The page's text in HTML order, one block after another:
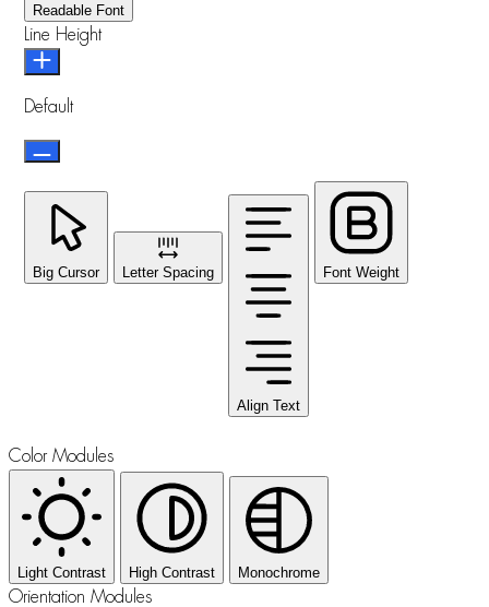
Readable Font
Line Height
Default
Big Cursor Letter Spacing
Align Text
Font Weight
Color Modules
Light Contrast High Contrast Monochrome
Orientation Modules